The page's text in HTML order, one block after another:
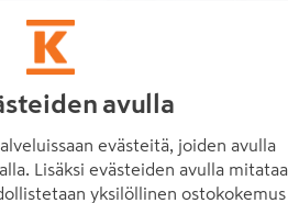
2350/1200
19,30€/kpl
19,30 €/ kpl
avulla
evästeitä, joiden avulla
Lisäksi evästeiden avulla
yksilöllinen ostokokemus